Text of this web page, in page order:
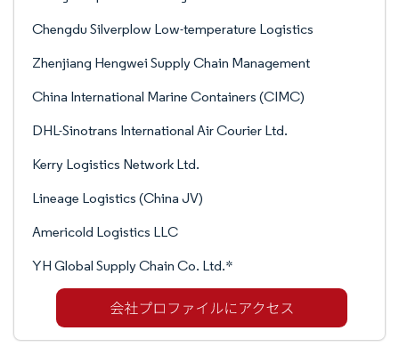
Chengdu Silverplow Low-temperature Logistics
Zhenjiang Hengwei Supply Chain Management
China International Marine Containers (CIMC)
DHL-Sinotrans International Air Courier Ltd.
Kerry Logistics Network Ltd.
Lineage Logistics (China JV)
Americold Logistics LLC
YH Global Supply Chain Co. Ltd.*